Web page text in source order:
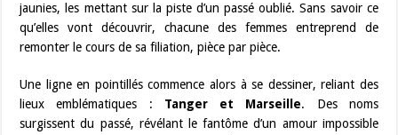
jaunies, les mettant sur la piste d’un passé oublié. Sans savoir ce
qu’elles vont découvrir, chacune des femmes entreprend de
remonter le cours de sa filiation, pièce par pièce.
Une ligne en pointillés commence alors à se dessiner, reliant des
lieux emblématiques : Tanger et Marseille. Des noms
surgissent du passé, révélant le fantôme d’un amour impossible